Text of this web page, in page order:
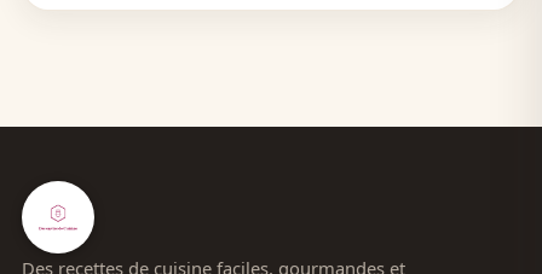
Des recettes de cuisine faciles, gourmandes et